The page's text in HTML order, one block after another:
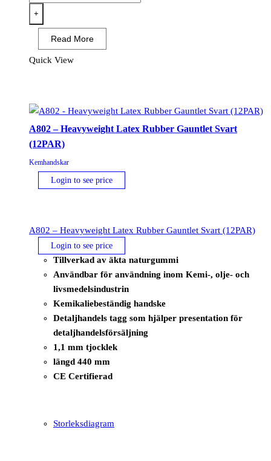
Heavyweight
Latex
Rubber
Gauntlet
mängd
+
Read More
Quick View
A802 – Heavyweight Latex Rubber Gauntlet Svart
(12PAR)
Kemhandskar
Login to see price
A802 – Heavyweight Latex Rubber Gauntlet Svart (12PAR)
Login to see price
Tillverkad av äkta naturgummi
Användbar för användning inom Kemi-, olje- och
livsmedelsindustrin
Kemikaliebeständig handske
Detaljhandels tagg som hjälper presentation för
detaljhandelsförsäljning
1,1 mm tjocklek
längd 440 mm
CE Certifierad
Storleksdiagram